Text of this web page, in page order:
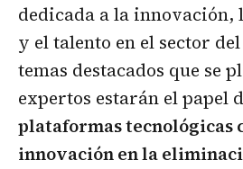
dedicada a la
y el talento en el sector
temas destacados que se
expertos estarán el papel
plataformas tecnológicas
innovación en la